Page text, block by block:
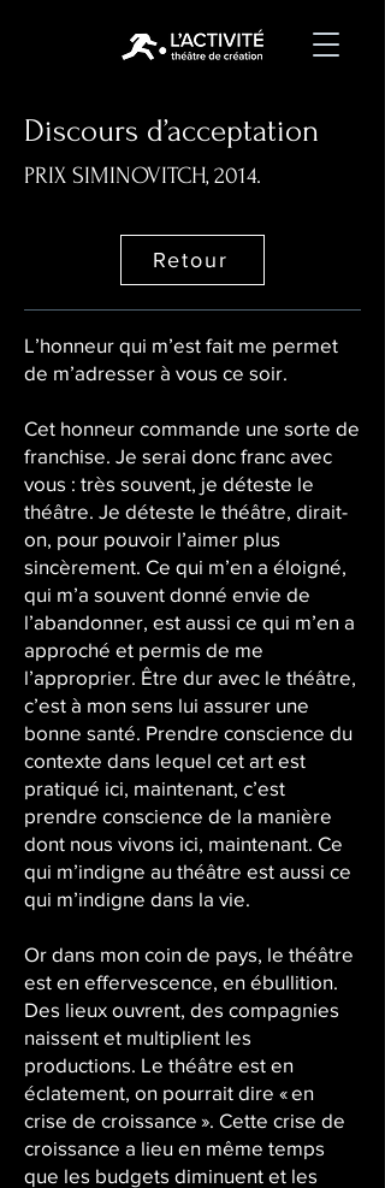
Discours d’acceptation
PRIX SIMINOVITCH, 2014.
Retour
L’honneur qui m’est fait me permet
de m’adresser à vous ce soir.
Cet honneur commande une sorte de
franchise. Je serai donc franc avec
vous : très souvent, je déteste le
théâtre. Je déteste le théâtre, dirait-
on, pour pouvoir l’aimer plus
sincèrement. Ce qui m’en a éloigné,
qui m’a souvent donné envie de
l’abandonner, est aussi ce qui m’en a
approché et permis de me
l’approprier. Être dur avec le théâtre,
c’est à mon sens lui assurer une
bonne santé. Prendre conscience du
contexte dans lequel cet art est
pratiqué ici, maintenant, c’est
prendre conscience de la manière
dont nous vivons ici, maintenant. Ce
qui m’indigne au théâtre est aussi ce
qui m’indigne dans la vie.
Or dans mon coin de pays, le théâtre
est en effervescence, en ébullition.
Des lieux ouvrent, des compagnies
naissent et multiplient les
productions. Le théâtre est en
éclatement, on pourrait dire « en
crise de croissance ». Cette crise de
croissance a lieu en même temps
que les budgets diminuent et les